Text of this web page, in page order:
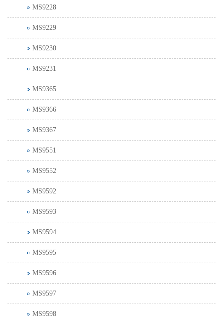
MS9228
MS9229
MS9230
MS9231
MS9365
MS9366
MS9367
MS9551
MS9552
MS9592
MS9593
MS9594
MS9595
MS9596
MS9597
MS9598